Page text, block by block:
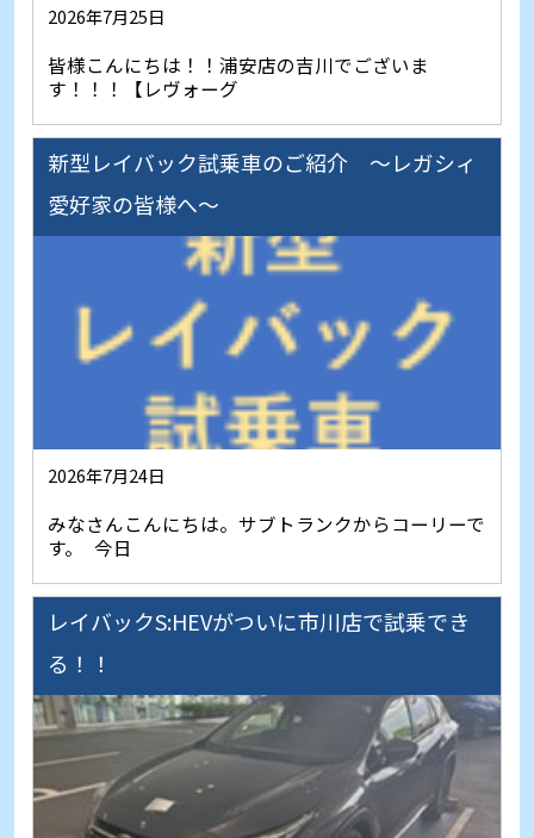
2026年7月25日
皆様こんにちは！！浦安店の吉川でございま
す！！！【レヴォーグ
新型レイバック試乗車のご紹介 ～レガシィ
愛好家の皆様へ～
2026年7月24日
みなさんこんにちは。サブトランクからコーリーで
す。 今日
レイバックS:HEVがついに市川店で試乗でき
る！！